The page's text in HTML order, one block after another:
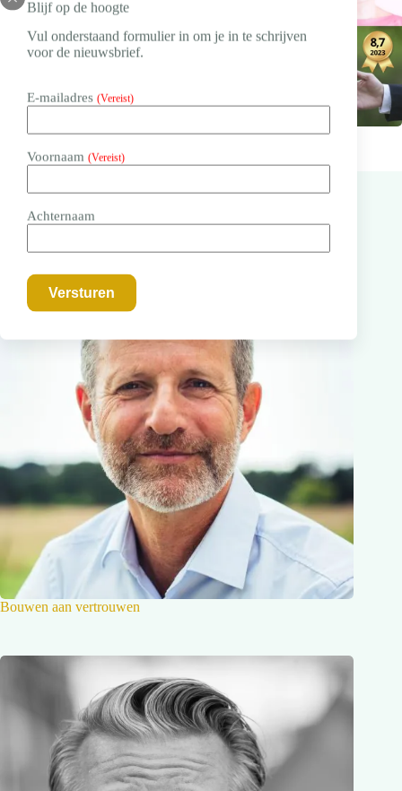
Blijf op de hoogte
Vul onderstaand formulier in om je in te schrijven
voor de nieuwsbrief.
E-mailadres (Vereist)
Voornaam (Vereist)
Achternaam Ook interessant...
Bouwen aan vertrouwen